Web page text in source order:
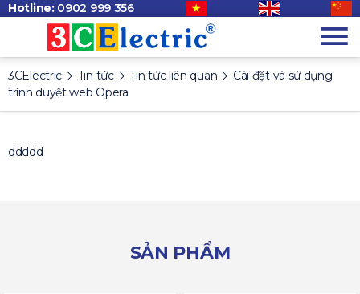
Hotline: 0902 999 356
3CElectric Tin tức Tin tức liên quan
Cài đặt và sử dụng
trình duyệt web Opera
ddddd
SẢN PHẨM